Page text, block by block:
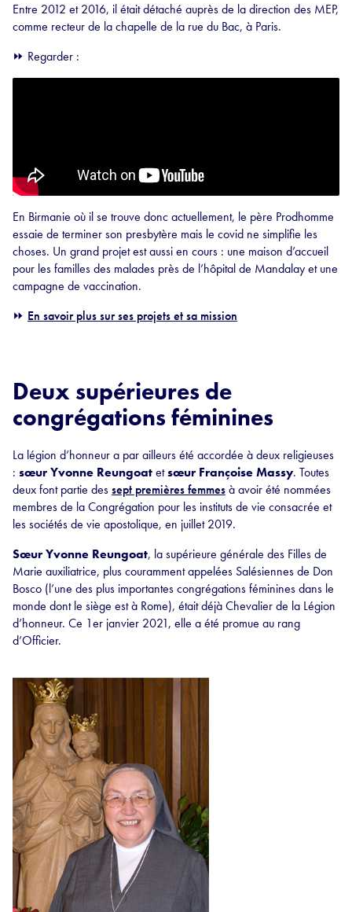
Entre 2012 et 2016, il était détaché auprès de la direction des MEP,
comme recteur de la chapelle de la rue du Bac, à Paris.
⏩ Regarder :
En Birmanie où il se trouve donc actuellement, le père Prodhomme
essaie de terminer son presbytère mais le covid ne simplifie les
choses. Un grand projet est aussi en cours : une maison d’accueil
pour les familles des malades près de l’hôpital de Mandalay et une
campagne de vaccination.
⏩ En savoir plus sur ses projets et sa mission
Deux supérieures de
congrégations féminines
La légion d’honneur a par ailleurs été accordée à deux religieuses
: sœur Yvonne Reungoatetsœur Françoise Massy. Toutes
deux font partie dessept premières femmesà avoir été nommées
membres de la Congrégation pour les instituts de vie consacrée et
les sociétés de vie apostolique, en juillet 2019.
Sœur Yvonne Reungoat, la supérieure générale des Filles de
Marie auxiliatrice, plus couramment appelées Salésiennes de Don
Bosco (l’une des plus importantes congrégations féminines dans le
monde dont le siège est à Rome), était déjà Chevalier de la Légion
d’honneur. Ce 1er janvier 2021, elle a été promue au rang
d’Officier.